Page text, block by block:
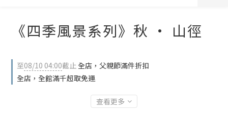
3
2
0
《四季風景系列》秋 · 山徑
至08/10 04:00截止全店，父親節滿件折扣
全店，全館滿千超取免運
查看更多